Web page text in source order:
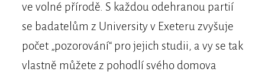
ve volné přírodě. S každou odehranou partií
se badatelům z University v Exeteru zvyšuje
počet „pozorování“ pro jejich studii, a vy se tak
vlastně můžete z pohodlí svého domova